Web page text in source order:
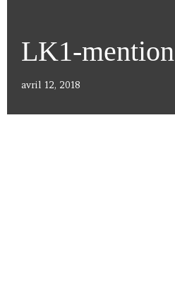
LK1-mention
avril 12, 2018